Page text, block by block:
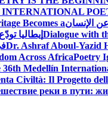
الإنسانBecomes a
Dialogue with إيطاليا
Dr. Ashraf Aboul-Yazid
Across AfricaPoetry
36th Medellín
Civiltà: Il Progetto
реки в пути: